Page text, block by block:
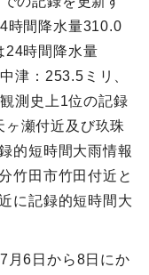
時間降水量310.0
24時間降水量
津：253.5ミリ、
測史上1位の記録
ヶ瀬付近及び玖珠
的短時間大雨情報
竹田市竹田付近と
に記録的短時間大
月6日から8日にか